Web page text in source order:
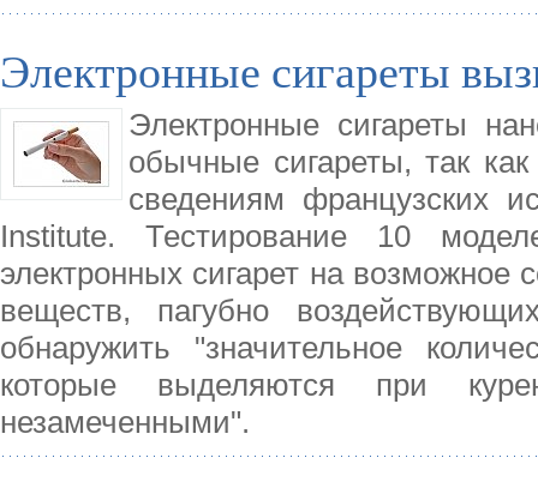
Электронные сигареты
Электронные сигареты
обычные сигареты, так
сведениям французских
Institute. Тестирование 10
электронных сигарет на возможное
веществ, пагубно
обнаружить "значительное
которые выделяются при
незамеченными".